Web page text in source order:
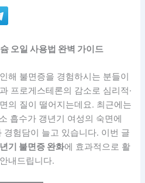
오일 사용법 완벽 가이드
해 불면증을 경험하시는 분들이
프로게스테론의 감소로 심리적·
의 질이 떨어지는데요. 최근에는
흡수가 갱년기 여성의 숙면에
험담이 늘고 있습니다. 이번 글
기 불면증 완화에 효과적으로 활
내드립니다.